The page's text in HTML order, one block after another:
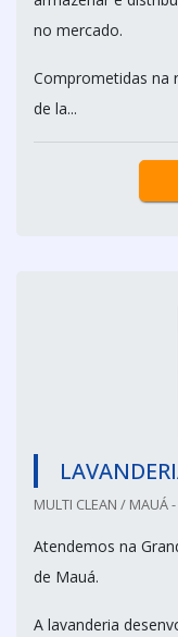
no mercado.
Comprometidas na
de la...
MULTI CLEAN / MAUÁ
Atendemos na
de Mauá.
A lavanderia